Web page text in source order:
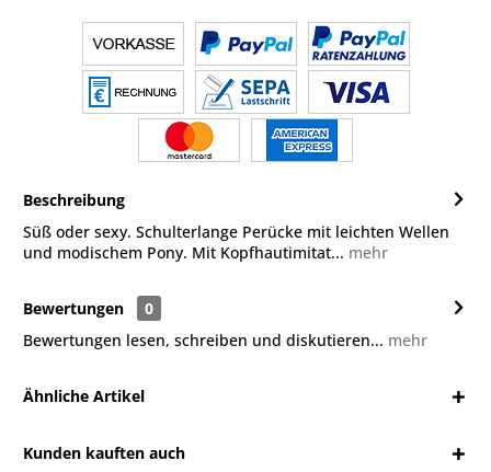
Beschreibung
Süß oder sexy. Schulterlange Perücke mit leichten Wellen
und modischem Pony. Mit Kopfhautimitat... mehr
Bewertungen
0
Bewertungen lesen, schreiben und diskutieren... mehr
Ähnliche Artikel
Kunden kauften auch